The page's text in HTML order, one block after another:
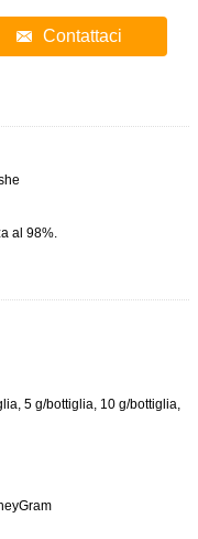
Contattaci
al 98%.
5 g/bottiglia, 10 g/bottiglia,